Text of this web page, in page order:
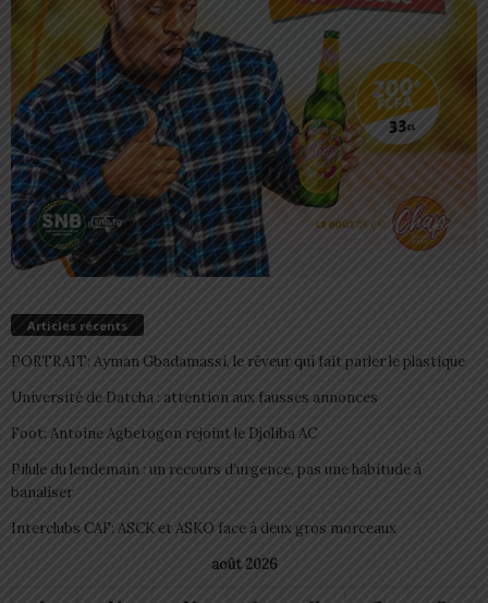
Articles récents
PORTRAIT: Ayman Gbadamassi, le rêveur qui fait parler le plastique
Université de Datcha : attention aux fausses annonces
Foot: Antoine Agbetogon rejoint le Djoliba AC
Pilule du lendemain : un recours d’urgence, pas une habitude à
banaliser
Interclubs CAF: ASCK et ASKO face à deux gros morceaux
août 2026